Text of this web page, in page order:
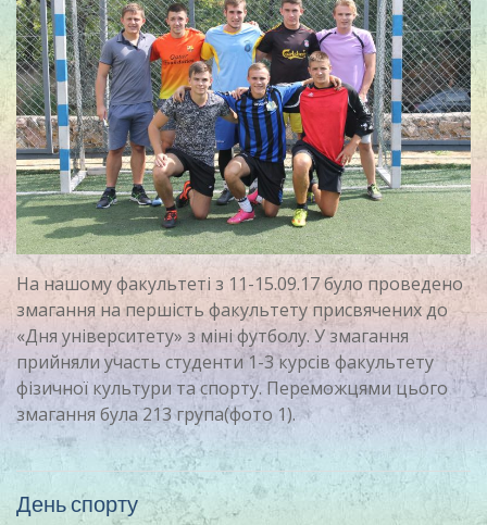
На нашому факультеті з 11-15.09.17 було проведено
змагання на першість факультету присвячених до
«Дня університету» з міні футболу. У змагання
прийняли участь студенти 1-3 курсів факультету
фізичної культури та спорту. Переможцями цього
змагання була 213 група(фото 1).
День спорту